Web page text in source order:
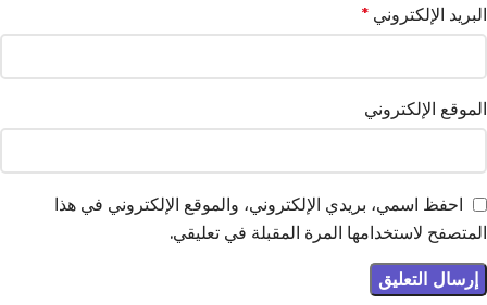
البريد الإلكتروني *
الموقع الإلكتروني
احفظ اسمي، بريدي الإلكتروني، والموقع الإلكتروني في هذا
المتصفح لاستخدامها المرة المقبلة في تعليقي.